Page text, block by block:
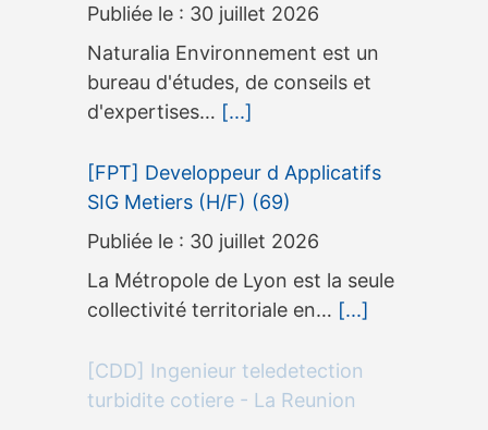
30 juillet 2026
Naturalia Environnement est un
bureau d'études, de conseils et
d'expertises… [...]
[FPT] Developpeur d Applicatifs
SIG Metiers (H/F) (69)
30 juillet 2026
La Métropole de Lyon est la seule
collectivité territoriale en… [...]
[CDD] Ingenieur teledetection
turbidite cotiere - La Reunion